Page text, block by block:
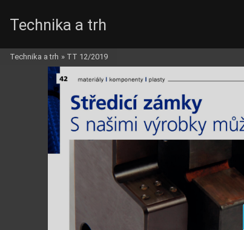
Technika a trh
Technika a trh » TT 12/2019